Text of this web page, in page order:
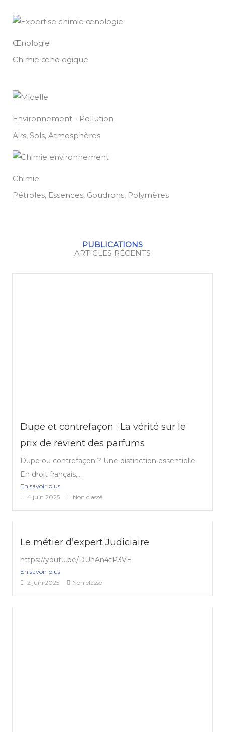
Œnologie
Chimie œnologique
Environnement - Pollution
Airs, Sols, Atmosphères
Chimie
Pétroles, Essences, Goudrons, Polymères
PUBLICATIONS
ARTICLES RÉCENTS
Dupe et contrefaçon : La vérité sur le
prix de revient des parfums
Dupe ou contrefaçon ? Une distinction essentielle
En droit français,...
En savoir plus
4 juin 2025
Non classé
Le métier d’expert Judiciaire
https://youtu.be/DUhAn4tP3VE
En savoir plus
2 juin 2025
Non classé